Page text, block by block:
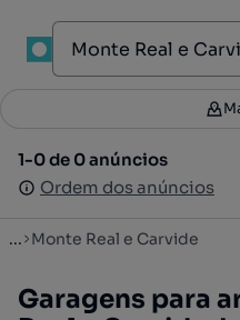
1-0 de 0 anúncios
Ordem dos anúncios
1-0 de 0 anúncios
Ordem dos anúncios
... Monte Real e Carvide
Garagens para